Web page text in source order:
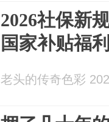
2026社保新
国家补贴福
老头的传奇色彩